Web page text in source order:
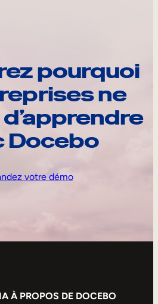
pourquoi
ne
Docebo
votre démo
À PROPOS DE DOCEBO